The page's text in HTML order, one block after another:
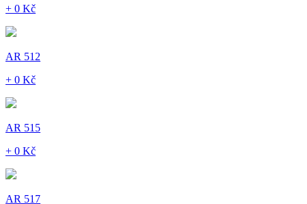
+ 0 Kč
AR 512
+ 0 Kč
AR 515
+ 0 Kč
AR 517